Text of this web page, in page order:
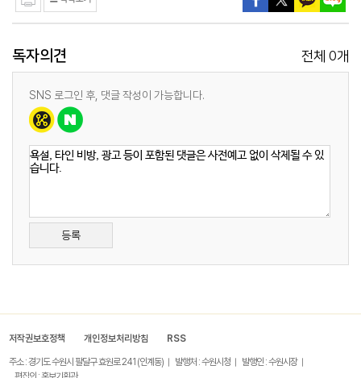
독자의견 전체 0개
SNS 로그인 후, 댓글 작성이 가능합니다.
등록
저작권보호정책 개인정보처리방침 RSS
주소 : 경기도 수원시 팔달구 효원로 241 (인계동) 발행처 : 수원시청
발행인 : 수원시장